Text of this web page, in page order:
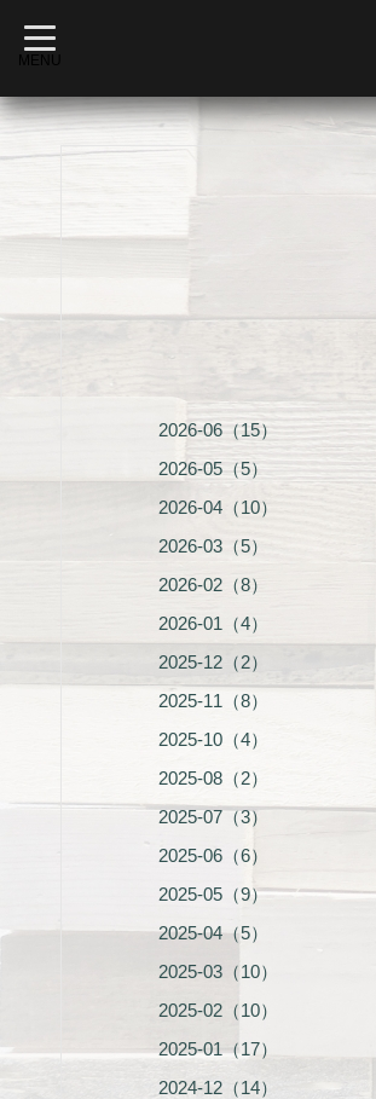
t
o
g
l
e
a
MENU
2026-06（15）
2026-05（5）
2026-04（10）
2026-03（5）
2026-02（8）
2026-01（4）
2025-12（2）
2025-11（8）
2025-10（4）
2025-08（2）
2025-07（3）
2025-06（6）
2025-05（9）
2025-04（5）
2025-03（10）
2025-02（10）
2025-01（17）
2024-12（14）